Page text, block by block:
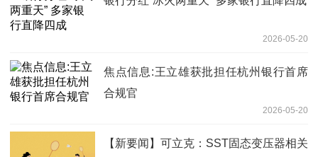
2026-05-20
焦点信息:王立雄获批担任杭州银行首席
合规官
2026-05-20
【新要闻】可立克：SST固态变压器相关